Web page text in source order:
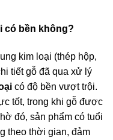
có bền không?
kim loại (thép hộp,
tiết gỗ đã qua xử lý
có độ bền vượt trội.
tốt, trong khi gỗ được
đó, sản phẩm có tuổi
theo thời gian, đảm